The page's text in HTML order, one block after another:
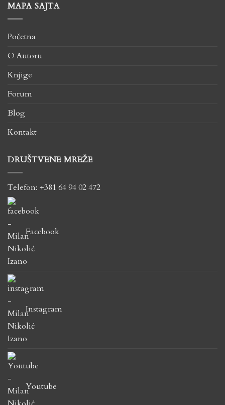
MAPA SAJTA
Početna
O Autoru
Knjige
Forum
Blog
Kontakt
DRUŠTVENE MREŽE
Telefon: +381 64 94 02 472
Facebook
Instagram
Youtube